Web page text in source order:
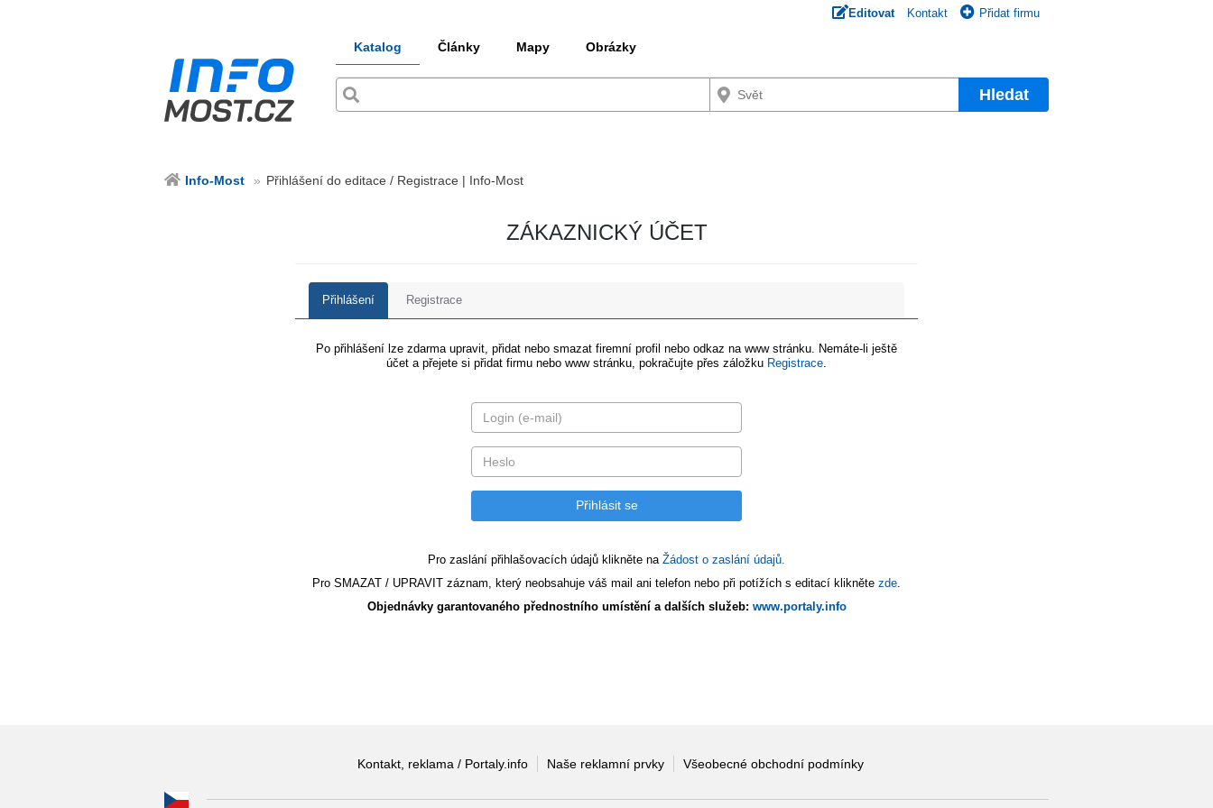
Editovat Kontakt Přidat firmu
Katalog Články Mapy Obrázky
Hledat
Info-Most Přihlášení do editace / Registrace | Info-Most
ZÁKAZNICKÝ ÚČET
Přihlášení Registrace
Po přihlášení lze zdarma upravit, přidat nebo smazat firemní profil nebo odkaz na www stránku. Nemáte-li ještě
účet a přejete si přidat firmu nebo www stránku, pokračujte přes záložku Registrace
Pro zaslání přihlašovacích údajů klikněte na Žádost o zaslání údajů.
Pro SMAZAT / UPRAVIT záznam, který neobsahuje váš mail ani telefon nebo při potížích s editací klikněte zde
Objednávky garantovaného přednostního umístění a dalších služeb: www.portaly.info
Kontakt, reklama / Portaly.info Naše reklamní prvky Všeobecné obchodní podmínky